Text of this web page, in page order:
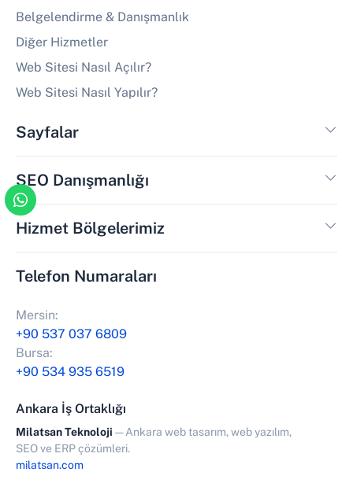
Belgelendirme & Danışmanlık
Diğer Hizmetler
Web Sitesi Nasıl Açılır?
Web Sitesi Nasıl Yapılır?
Sayfalar
SEO Danışmanlığı
Hizmet Bölgelerimiz
Telefon Numaraları
Mersin:
+90 537 037 6809
Bursa:
+90 534 935 6519
Ankara İş Ortaklığı
Milatsan Teknoloji — Ankara web tasarım, web yazılım,
SEO ve ERP çözümleri.
milatsan.com